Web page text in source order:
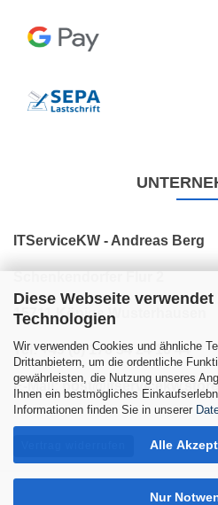
Diese Webseite
Technologien
Wir verwenden Cookies und ähnliche
Drittanbietern, um die ordentliche
gewährleisten, die Nutzung unseres
Ihnen ein bestmögliches
Informationen finden Sie in unserer
Alle
Nur
ITServiceKW - Andreas Berg
15711 Königs Wusterhausen
Tel: +49 (0) 176 34 24 10 44
E-Mail: post@itservicekw.store